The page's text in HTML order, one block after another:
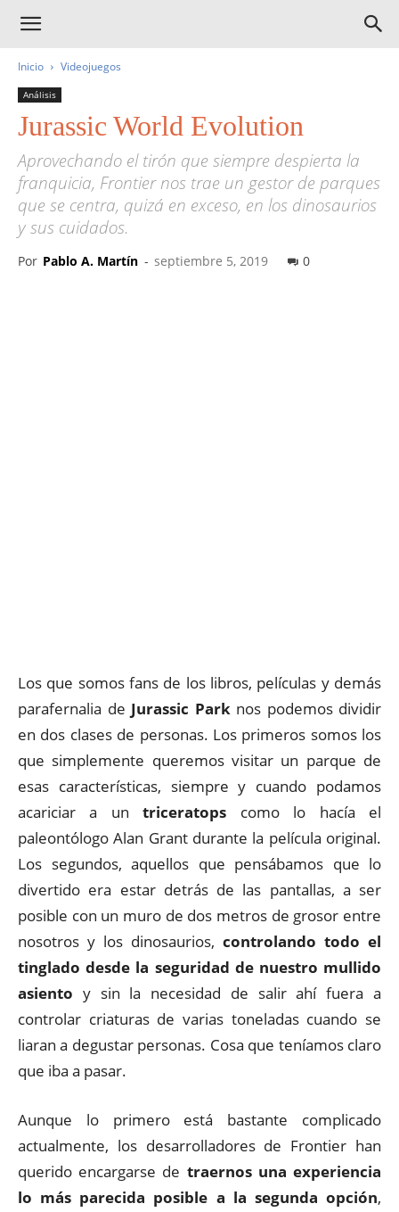
Inicio Videojuegos
Análisis
Jurassic World Evolution
Aprovechando el tirón que siempre despierta la
franquicia, Frontier nos trae un gestor de parques
que se centra, quizá en exceso, en los dinosaurios
y sus cuidados.
Por Pablo A. Martín - septiembre 5, 2019 0
Los que somos fans de los libros, películas y demás
parafernalia de Jurassic Parknos podemos dividir
en dos clases de personas. Los primeros somos los
que simplemente queremos visitar un parque de
esas características, siempre y cuando podamos
acariciar a untriceratops como lo hacía el
paleontólogo Alan Grant durante la película original.
Los segundos, aquellos que pensábamos que lo
divertido era estar detrás de las pantallas, a ser
posible con un muro de dos metros de grosor entre
nosotros y los dinosaurios, controlando todo el
tinglado desde la seguridad de nuestro mullido
asiento y sin la necesidad de salir ahí fuera a
controlar criaturas de varias toneladas cuando se
liaran a degustar personas. Cosa que teníamos claro
que iba a pasar.
Aunque lo primero está bastante complicado
actualmente, los desarrolladores de Frontier han
querido encargarse de traernos una experiencia
lo más parecida posible a la segunda opción,